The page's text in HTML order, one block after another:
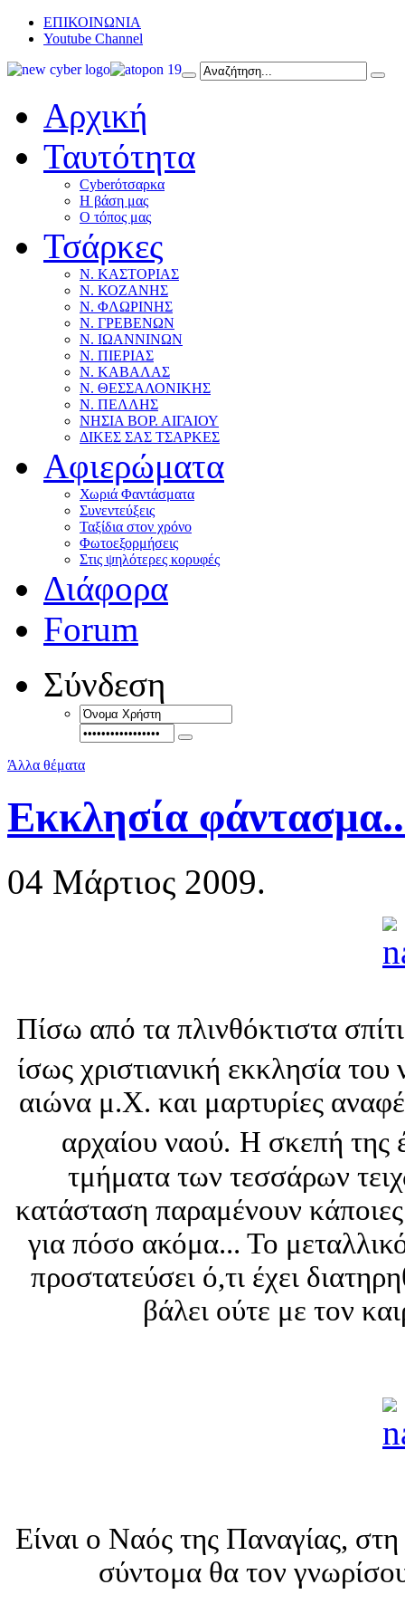
ΕΠΙΚΟΙΝΩΝΙΑ
Youtube Channel
Αρχική
Ταυτότητα
Cyberότσαρκα
Η βάση μας
Ο τόπος μας
Τσάρκες
Ν. ΚΑΣΤΟΡΙΑΣ
Ν. ΚΟΖΑΝΗΣ
Ν. ΦΛΩΡΙΝΗΣ
Ν. ΓΡΕΒΕΝΩΝ
Ν. ΙΩΑΝΝΙΝΩΝ
Ν. ΠΙΕΡΙΑΣ
Ν. ΚΑΒΑΛΑΣ
Ν. ΘΕΣΣΑΛΟΝΙΚΗΣ
Ν. ΠΕΛΛΗΣ
ΝΗΣΙΑ ΒΟΡ. ΑΙΓΑΙΟΥ
ΔΙΚΕΣ ΣΑΣ ΤΣΑΡΚΕΣ
Αφιερώματα
Χωριά Φαντάσματα
Συνεντεύξεις
Ταξίδια στον χρόνο
Φωτοεξορμήσεις
Στις ψηλότερες κορυφές
Διάφορα
Forum
Σύνδεση
Άλλα θέματα
Εκκλησία
04 Μάρτιος 2009.
Πίσω από τα πλινθόκτιστα
ίσως χριστιανική εκκλησία
αιώνα μ.Χ. και μαρτυρίες
αρχαίου ναού. Η σκεπή της
τμήματα των τεσσάρων
κατάσταση παραμένουν κάποιες
για πόσο ακόμα... Το
προστατεύσει ό,τι έχει
βάλει ούτε με τον
Είναι ο Ναός της Παναγίας,
σύντομα θα τον